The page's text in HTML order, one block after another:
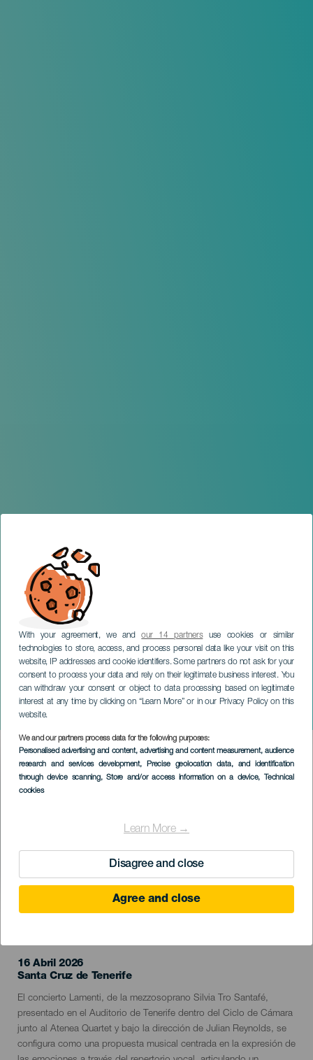
With your agreement, we andour 14 partnersuse cookies or similar
technologies to store, access, and process personal data like your visit on this
website, IP addresses and cookie identifiers. Some partners do not ask for your
consent to process your data and rely on their legitimate business interest. You
can withdraw your consent or object to data processing based on legitimate
interest at any time by clicking on “Learn More” or in our Privacy Policy on this
website.
We and our partners process data for the following purposes:
Personalised advertising and content, advertising and content measurement, audience
research and services development, Precise geolocation data, and identification
through device scanning, Store and/or access information on a device, Technical
cookies
Learn More →
Disagree and close
Agree and close
Silvia Tro Santafé en
concierto
TENERIFE
Imagen
Listado
16 Abril 2026
Localidad
Santa Cruz de Tenerife
Descripción
del
evento
El concierto Lamenti, de la mezzosoprano Silvia Tro Santafé,
presentado en el Auditorio de Tenerife dentro del Ciclo de Cámara
junto al Atenea Quartet y bajo la dirección de Julian Reynolds, se
configura como una propuesta musical centrada en la expresión de